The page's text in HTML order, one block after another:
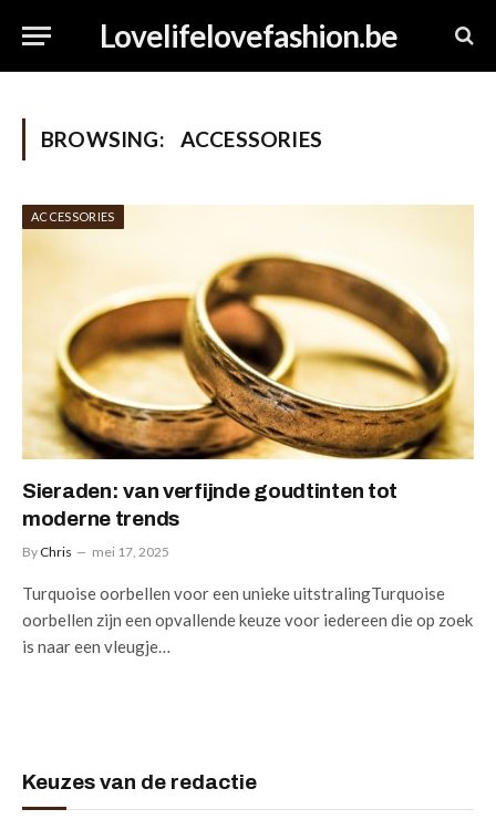
Lovelifelovefashion.be
BROWSING: ACCESSORIES
ACCESSORIES
Sieraden: van verfijnde goudtinten tot
moderne trends
By Chris mei 17, 2025
Turquoise oorbellen voor een unieke uitstralingTurquoise
oorbellen zijn een opvallende keuze voor iedereen die op zoek
is naar een vleugje…
Keuzes van de redactie